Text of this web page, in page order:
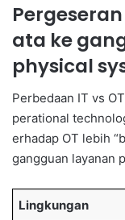
ata ke
physical
Perbedaan IT vs
perational
erhadap OT lebih
gangguan layanan
Lingkungan